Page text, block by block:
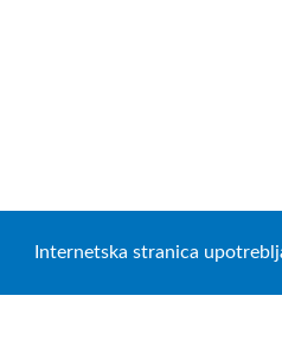
Internetska stranica